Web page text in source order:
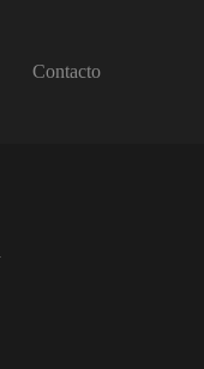
Contacto